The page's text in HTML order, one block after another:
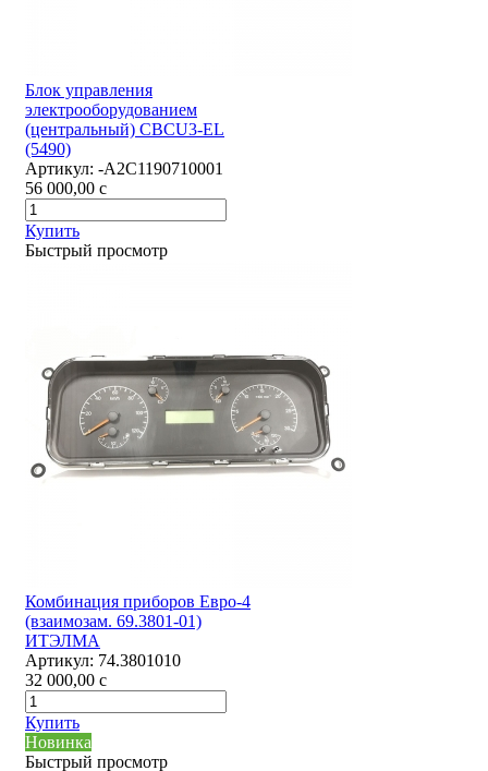
Блок управления
электрооборудованием
(центральный) CBCU3-EL
(5490)
Артикул: -А2С1190710001
56 000,00 c
Купить
Быстрый просмотр
Комбинация приборов Евро-4
(взаимозам. 69.3801-01)
ИТЭЛМА
Артикул: 74.3801010
32 000,00 c
Купить
Новинка
Быстрый просмотр